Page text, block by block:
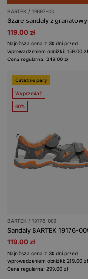
BARTEK / 19697-03
119.00 zł
Najniższa cena z 30 dni przed
wprowadzeniem obniżki: 159.00 zł
Cena regularna: 249.00 zł
Ostatnie pary
Wyprzedaż
60%
BARTEK / 19176-009
119.00 zł
Najniższa cena z 30 dni przed
wprowadzeniem obniżki: 219.00 zł
Cena regularna: 299.00 zł